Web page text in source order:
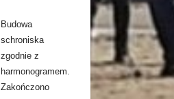
Budowa
schroniska
zgodnie z
harmonogramem.
Zakończono